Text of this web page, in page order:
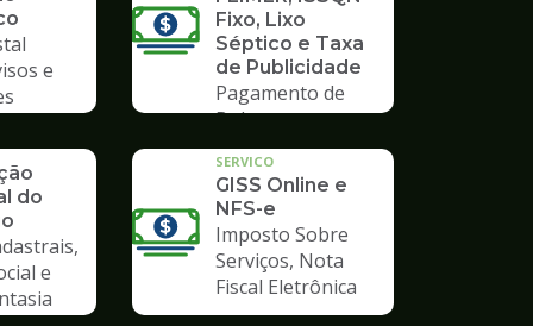
e
Fixo, Lixo
Séptico e Taxa
de Publicidade
Pagamento de
Boleto
do
e
SERVICO
GISS Online e
NFS-e
Imposto Sobre
Serviços, Nota
Fiscal Eletrônica